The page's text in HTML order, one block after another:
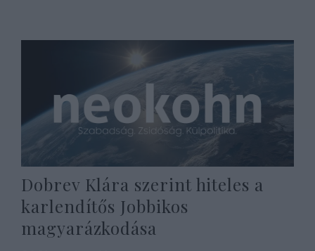
Dobrev Klára szerint hiteles a
karlendítős Jobbikos
magyarázkodása